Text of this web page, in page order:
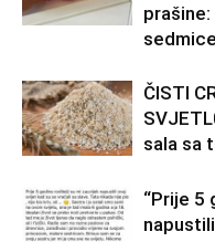
ČISTI
sala sa
“Prije 5